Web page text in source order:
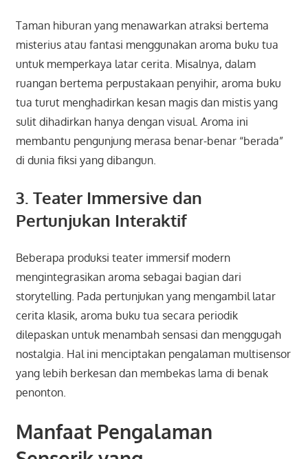
Taman hiburan yang menawarkan atraksi bertema
misterius atau fantasi menggunakan aroma buku tua
untuk memperkaya latar cerita. Misalnya, dalam
ruangan bertema perpustakaan penyihir, aroma buku
tua turut menghadirkan kesan magis dan mistis yang
sulit dihadirkan hanya dengan visual. Aroma ini
membantu pengunjung merasa benar-benar “berada”
di dunia fiksi yang dibangun.
3. Teater Immersive dan
Pertunjukan Interaktif
Beberapa produksi teater immersif modern
mengintegrasikan aroma sebagai bagian dari
storytelling. Pada pertunjukan yang mengambil latar
cerita klasik, aroma buku tua secara periodik
dilepaskan untuk menambah sensasi dan menggugah
nostalgia. Hal ini menciptakan pengalaman multisensor
yang lebih berkesan dan membekas lama di benak
penonton.
Manfaat Pengalaman